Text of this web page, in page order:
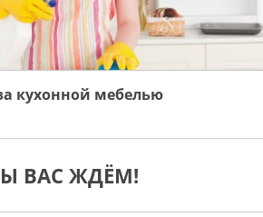
кухонной мебелью
ВАС ЖДЁМ!